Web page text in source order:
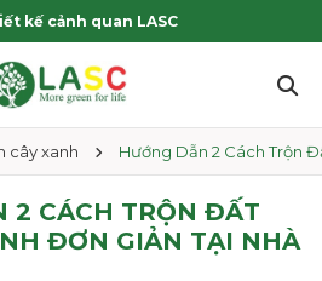
kế cảnh quan LASC
cây xanh Hướng Dẫn 2 Cách Trộn
2 CÁCH TRỘN ĐẤT
ĐƠN GIẢN TẠI NHÀ